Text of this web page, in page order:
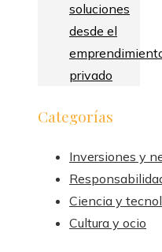
soluciones
desde el
privado
Categorías
Inversiones y
Ciencia y
Cultura y ocio